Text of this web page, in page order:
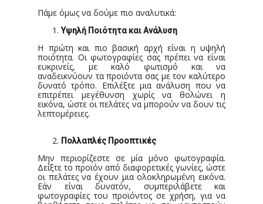
Πάμε όμως να δούμε πιο αναλυτικά:
Υψηλή Ποιότητα και Ανάλυση
Η πρώτη και πιο βασική αρχή είναι η υψηλή
ποιότητα. Οι φωτογραφίες σας πρέπει να είναι
ευκρινείς, με καλό φωτισμό και να
αναδεικνύουν τα προϊόντα σας με τον καλύτερο
δυνατό τρόπο. Επιλέξτε μια ανάλυση που να
επιτρέπει μεγέθυνση χωρίς να θολώνει η
εικόνα, ώστε οι πελάτες να μπορούν να δουν τις
λεπτομέρειες.
Πολλαπλές Προοπτικές
Μην περιορίζεστε σε μία μόνο φωτογραφία.
Δείξτε το προϊόν από διαφορετικές γωνίες, ώστε
οι πελάτες να έχουν μια ολοκληρωμένη εικόνα.
Εάν είναι δυνατόν, συμπεριλάβετε και
φωτογραφίες του προϊόντος σε χρήση, για να